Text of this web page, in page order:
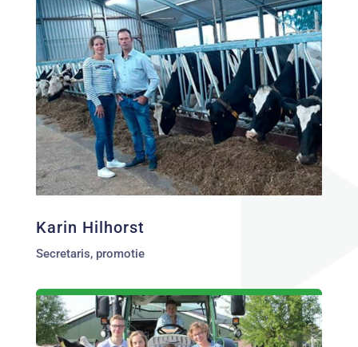
Karin Hilhorst
Secretaris, promotie